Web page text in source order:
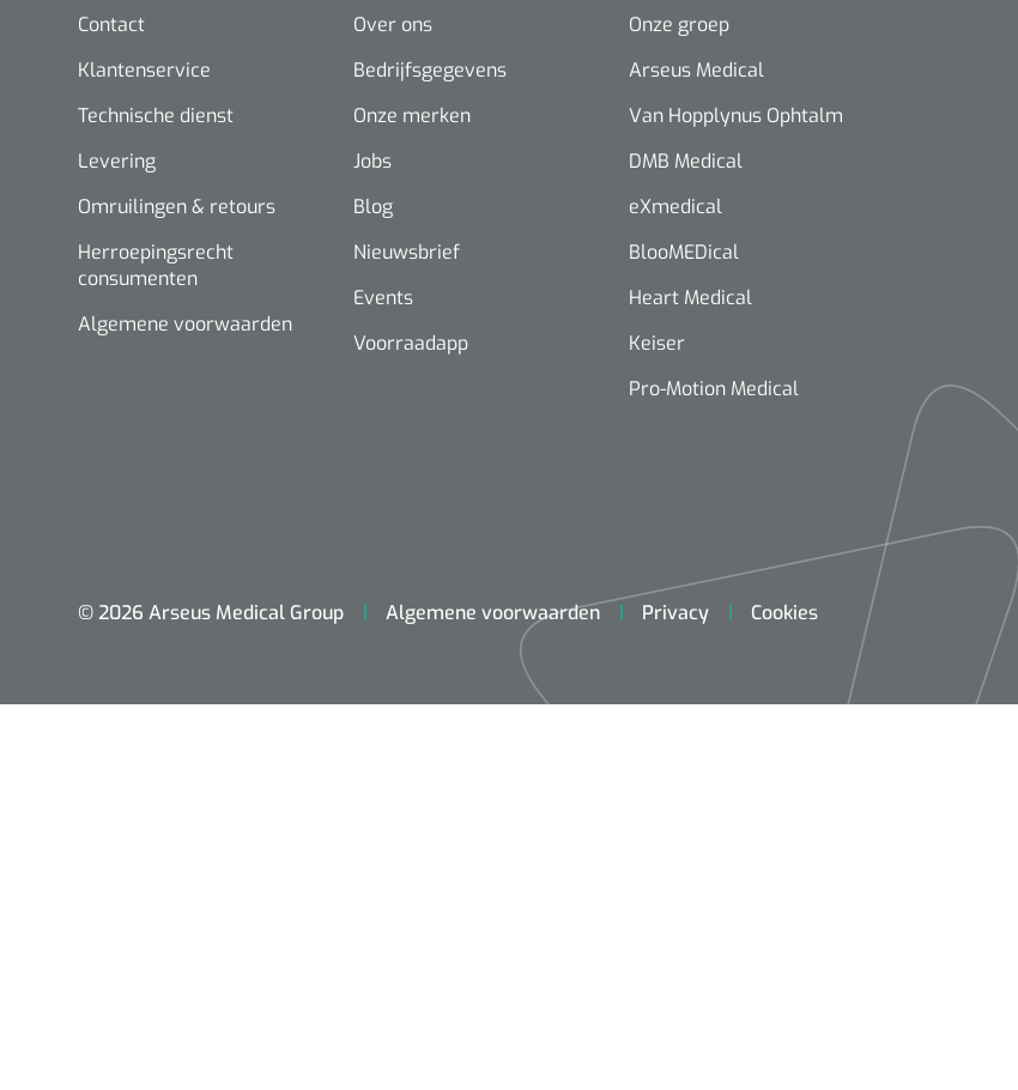
Contact
Klantenservice
Technische dienst
Levering
Omruilingen & retours
Herroepingsrecht
consumenten
Algemene voorwaarden
Over ons
Bedrijfsgegevens
Onze merken
Jobs
Blog
Nieuwsbrief
Events
Voorraadapp
Onze groep
Arseus Medical
Van Hopplynus Ophtalm
DMB Medical
eXmedical
BlooMEDical
Heart Medical
Keiser
Pro-Motion Medical
© 2026 Arseus Medical Group Algemene voorwaarden Privacy Cookies